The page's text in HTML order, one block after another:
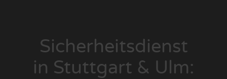
Sicherheits­dienst
in Stuttgart & Ulm: